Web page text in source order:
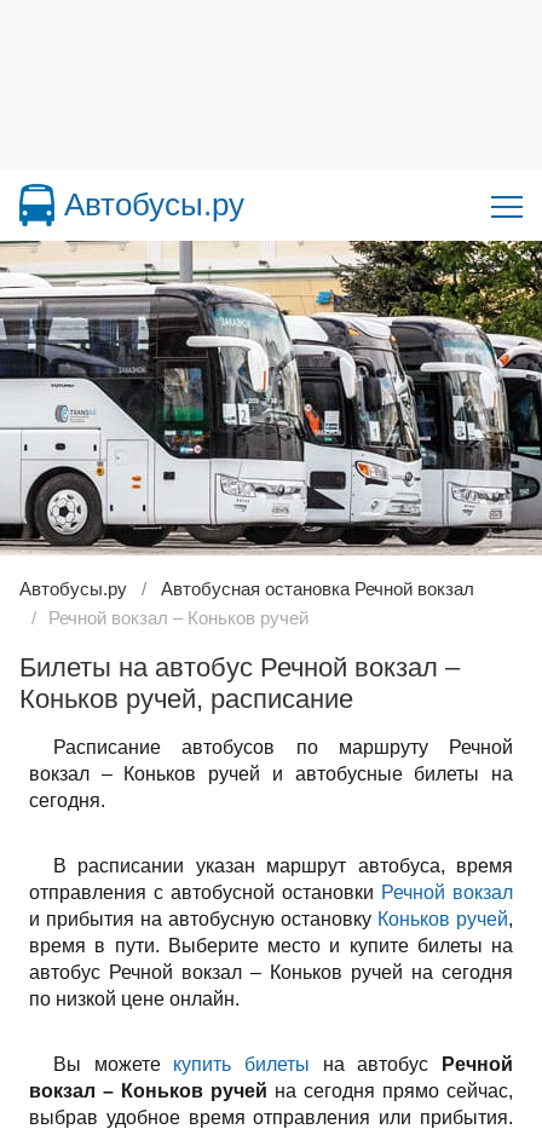
Автобусы.ру
Автобусы.ру
Автобусная остановка Речной вокзал
Речной вокзал – Коньков ручей
Билеты на автобус Речной вокзал –
Коньков ручей, расписание
Расписание автобусов по маршруту Речной
вокзал – Коньков ручей и автобусные билеты на
сегодня.
В расписании указан маршрут автобуса, время
отправления с автобусной остановки Речной вокзал
и прибытия на автобусную остановку Коньков ручей,
время в пути. Выберите место и купите билеты на
автобус Речной вокзал – Коньков ручей на сегодня
по низкой цене онлайн.
Вы можете купить билеты на автобус
Речной
вокзал – Коньков ручей на сегодня прямо сейчас,
выбрав удобное время отправления или прибытия.